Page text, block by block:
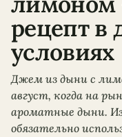
рецепт
условиях
Джем из дыни с
август, когда на
ароматные дыни.
обязательно